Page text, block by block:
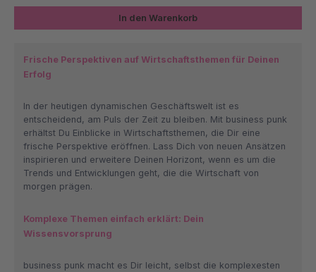
In den Warenkorb
Frische Perspektiven auf Wirtschaftsthemen für Deinen
Erfolg
In der heutigen dynamischen Geschäftswelt ist es
entscheidend, am Puls der Zeit zu bleiben. Mit business punk
erhältst Du Einblicke in Wirtschaftsthemen, die Dir eine
frische Perspektive eröffnen. Lass Dich von neuen Ansätzen
inspirieren und erweitere Deinen Horizont, wenn es um die
Trends und Entwicklungen geht, die die Wirtschaft von
morgen prägen.
Komplexe Themen einfach erklärt: Dein
Wissensvorsprung
business punk macht es Dir leicht, selbst die komplexesten